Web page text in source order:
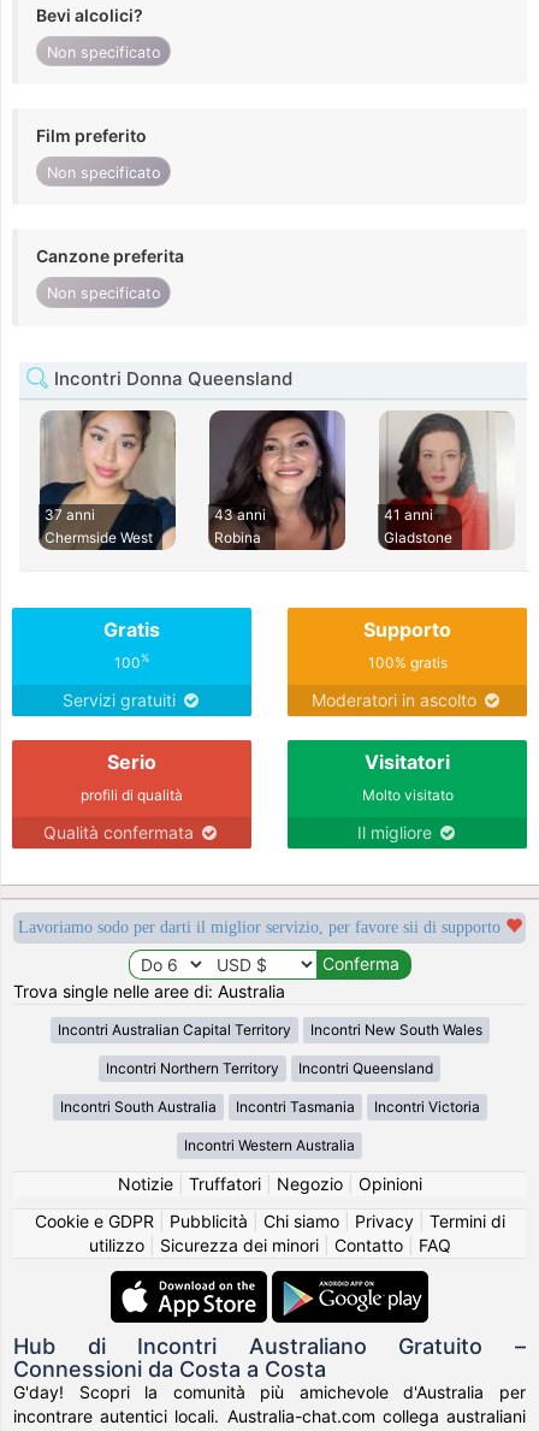
Bevi alcolici?
Non specificato
Film preferito
Non specificato
Canzone preferita
Non specificato
Incontri Donna Queensland
37 anni
Chermside West
43 anni
Robina
41 anni
Gladstone
Gratis
100%
Servizi gratuiti
Supporto
100% gratis
Moderatori in ascolto
Serio
profili di qualità
Qualità confermata
Visitatori
Molto visitato
Il migliore
Lavoriamo sodo per darti il miglior servizio, per favore sii di supporto
Trova single nelle aree di: Australia
Incontri Australian Capital Territory Incontri New South Wales
Incontri Northern Territory Incontri Queensland
Incontri South Australia Incontri Tasmania Incontri Victoria
Incontri Western Australia
Notizie| Truffatori| Negozio| Opinioni
Cookie e GDPR
Pubblicità Chi siamo| Privacy| Termini di
utilizzo| Sicurezza dei minori| Contatto| FAQ
Hub di Incontri Australiano Gratuito –
Connessioni da Costa a Costa
G'day! Scopri la comunità più amichevole d'Australia per
incontrare autentici locali. Australia-chat.com collega australiani